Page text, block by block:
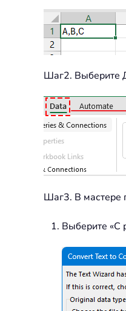
Шаг2. Выберите
Шаг3. В мастере
Выберите «С